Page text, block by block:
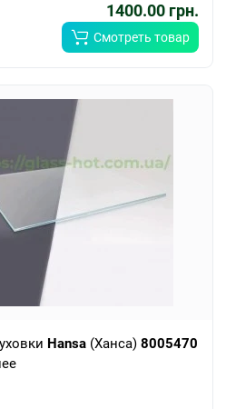
1400.00 грн.
Смотреть товар
Hansa(Ханса) 8005470